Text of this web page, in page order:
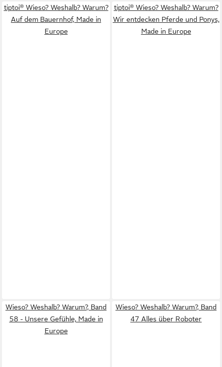
tiptoi® Wieso? Weshalb? Warum?
Auf dem Bauernhof, Made in
Europe
tiptoi® Wieso? Weshalb? Warum?
Wir entdecken Pferde und Ponys,
Made in Europe
Wieso? Weshalb? Warum?, Band
58 - Unsere Gefühle, Made in
Europe
Wieso? Weshalb? Warum?, Band
47 Alles über Roboter